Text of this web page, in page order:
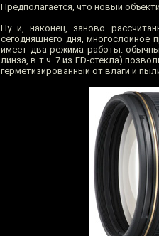
Предполагается, что новый
Ну и, наконец, заново
сегодняшнего дня, многослойное
имеет два режима работы:
линза, в т.ч. 7 из ED-стекла)
герметизированный от влаги и